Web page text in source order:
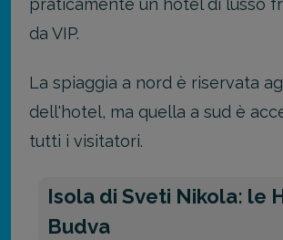
da VIP.
La spiaggia a nord è riservata
dell'hotel, ma quella a sud è
tutti i visitatori.
Isola di Sveti Nikola: le
Budva